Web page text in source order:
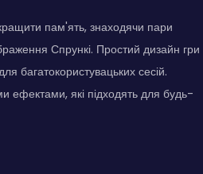
пам'ять, знаходячи пари
Спрункі. Простий дизайн гри
багатокористувацьких сесій.
ефектами, які підходять для будь-